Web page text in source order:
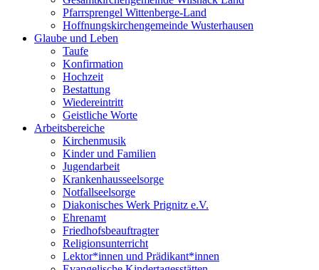
Pfarrsprengel Wittenberge-Land
Hoffnungskirchengemeinde Wusterhausen
Glaube und Leben
Taufe
Konfirmation
Hochzeit
Bestattung
Wiedereintritt
Geistliche Worte
Arbeitsbereiche
Kirchenmusik
Kinder und Familien
Jugendarbeit
Krankenhausseelsorge
Notfallseelsorge
Diakonisches Werk Prignitz e.V.
Ehrenamt
Friedhofsbeauftragter
Religionsunterricht
Lektor*innen und Prädikant*innen